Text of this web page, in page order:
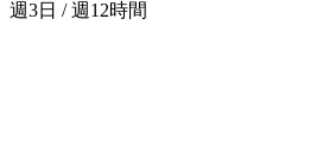
週3日 / 週12時間